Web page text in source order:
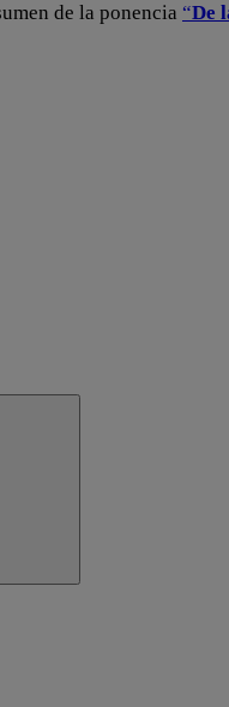
de la ponencia “De